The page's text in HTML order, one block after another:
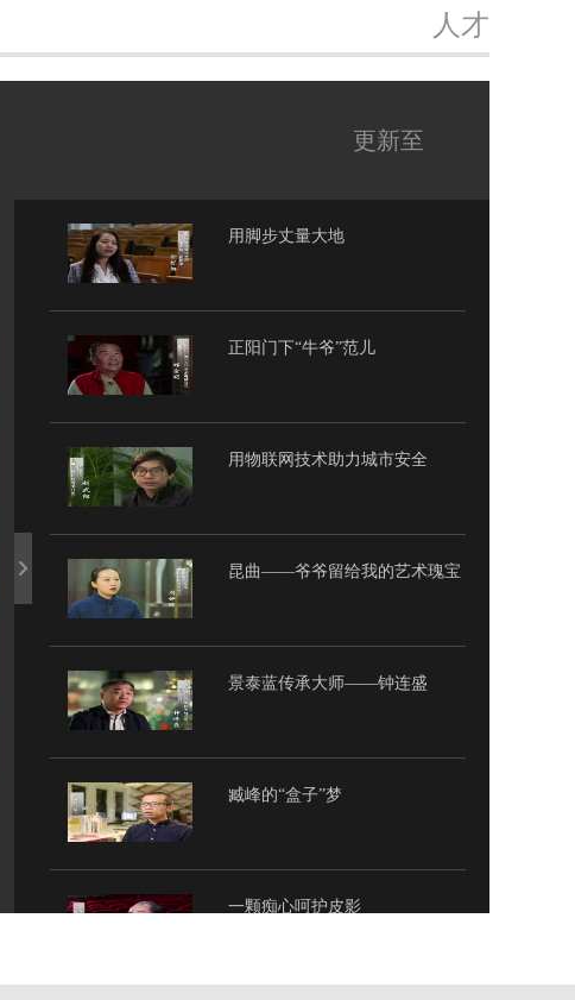
人才
更新至
用脚步丈量大地
正阳门下“牛爷”范儿
用物联网技术助力城市安全
昆曲——爷爷留给我的艺术瑰宝
景泰蓝传承大师——钟连盛
臧峰的“盒子”梦
一颗痴心呵护皮影